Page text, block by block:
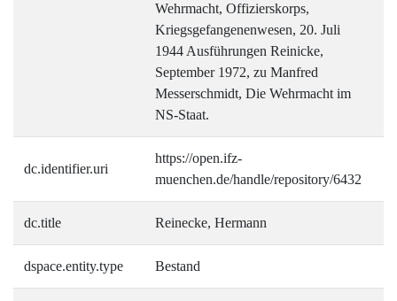
Wehrmacht, Offizierskorps,
Kriegsgefangenenwesen, 20. Juli
1944 Ausführungen Reinicke,
September 1972, zu Manfred
Messerschmidt, Die Wehrmacht im
NS-Staat.
dc.identifier.uri
https://open.ifz-
muenchen.de/handle/repository/6432
dc.title Reinecke, Hermann
dspace.entity.type Bestand